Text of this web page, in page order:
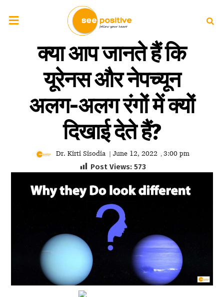
क्या आप जानते हैं कि
यूरेनस और नेपच्यून
अलग-अलग रंगों में क्यों
दिखाई देते हैं?
Dr. Kirti Sisodia | June 12, 2022 , 3:00 pm
Post Views: 573